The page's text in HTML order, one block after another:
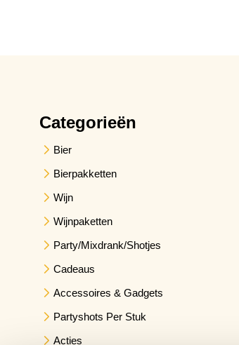
Categorieën
Bier
Bierpakketten
Wijn
Wijnpaketten
Party/Mixdrank/Shotjes
Cadeaus
Accessoires & Gadgets
Partyshots Per Stuk
Acties